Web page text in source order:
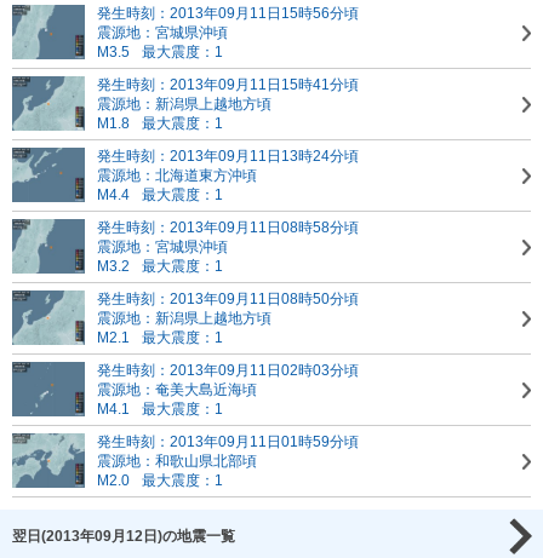
発生時刻：2013年09月11日15時56分頃
震源地：宮城県沖頃
M3.5
最大震度：1
発生時刻：2013年09月11日15時41分頃
震源地：新潟県上越地方頃
M1.8
最大震度：1
発生時刻：2013年09月11日13時24分頃
震源地：北海道東方沖頃
M4.4
最大震度：1
発生時刻：2013年09月11日08時58分頃
震源地：宮城県沖頃
M3.2
最大震度：1
発生時刻：2013年09月11日08時50分頃
震源地：新潟県上越地方頃
M2.1
最大震度：1
発生時刻：2013年09月11日02時03分頃
震源地：奄美大島近海頃
M4.1
最大震度：1
発生時刻：2013年09月11日01時59分頃
震源地：和歌山県北部頃
M2.0
最大震度：1
翌日(2013年09月12日)の地震一覧